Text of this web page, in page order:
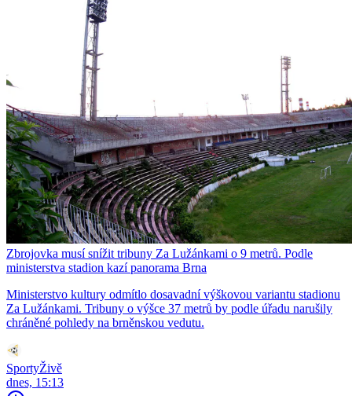
Zbrojovka musí snížit tribuny Za Lužánkami o 9 metrů. Podle
ministerstva stadion kazí panorama Brna
Ministerstvo kultury odmítlo dosavadní výškovou variantu stadionu
Za Lužánkami. Tribuny o výšce 37 metrů by podle úřadu narušily
chráněné pohledy na brněnskou vedutu.
SportyŽivě
dnes, 15:13